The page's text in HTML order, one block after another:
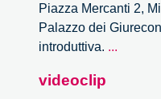
Piazza Mercanti 2,
Palazzo dei
introduttiva. ...
videoclip